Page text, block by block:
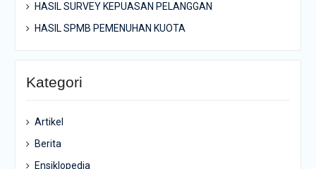
HASIL SURVEY KEPUASAN PELANGGAN
HASIL SPMB PEMENUHAN KUOTA
Kategori
Artikel
Berita
Ensiklopedia